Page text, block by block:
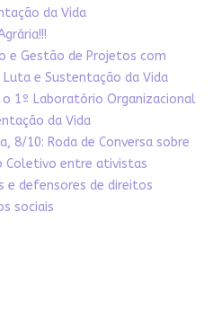
da Vida
e Gestão de Projetos com
e Sustentação da Vida
1º Laboratório Organizacional
da Vida
8/10: Roda de Conversa sobre
Coletivo entre ativistas
e defensores de direitos
sociais